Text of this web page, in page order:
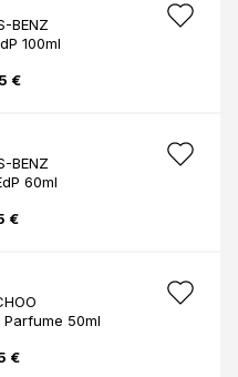
BENZ
100ml
€
BENZ
60ml
€
50ml
€